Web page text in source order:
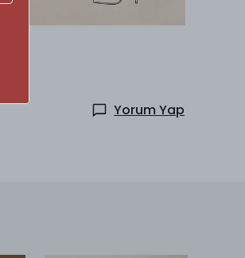
Yorum Yap